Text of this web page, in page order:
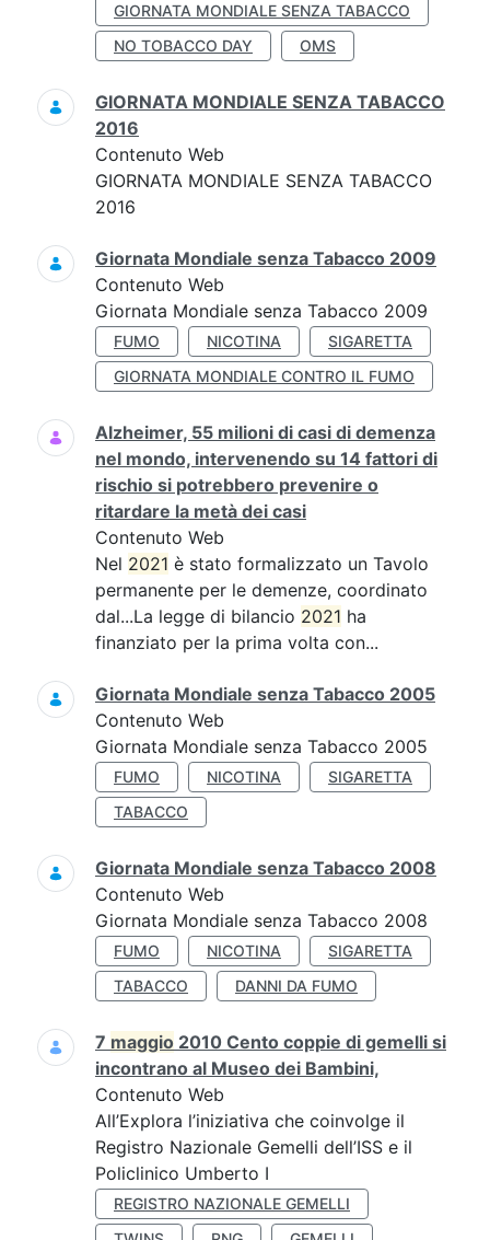
GIORNATA MONDIALE SENZA TABACCO
NO TOBACCO DAY
OMS
GIORNATA MONDIALE SENZA TABACCO
2016
Contenuto Web
GIORNATA MONDIALE SENZA TABACCO
2016
Giornata Mondiale senza Tabacco 2009
Contenuto Web
Giornata Mondiale senza Tabacco 2009
FUMO NICOTINA
SIGARETTA
GIORNATA MONDIALE CONTRO IL FUMO
Alzheimer, 55 milioni di casi di demenza
nel mondo, intervenendo su 14 fattori di
rischio si potrebbero prevenire o
ritardare la metà dei casi
Contenuto Web
Nel 2021 è stato formalizzato un Tavolo
permanente per le demenze, coordinato
dal...La legge di bilancio 2021 ha
finanziato per la prima volta con...
Giornata Mondiale senza Tabacco 2005
Contenuto Web
Giornata Mondiale senza Tabacco 2005
FUMO NICOTINA
SIGARETTA
TABACCO
Giornata Mondiale senza Tabacco 2008
Contenuto Web
Giornata Mondiale senza Tabacco 2008
FUMO NICOTINA
SIGARETTA
TABACCO
DANNI DA FUMO
7 maggio 2010 Cento coppie di gemelli si
incontrano al Museo dei Bambini,
Contenuto Web
All’Explora l’iniziativa che coinvolge il
Registro Nazionale Gemelli dell’ISS e il
Policlinico Umberto I
REGISTRO NAZIONALE GEMELLI